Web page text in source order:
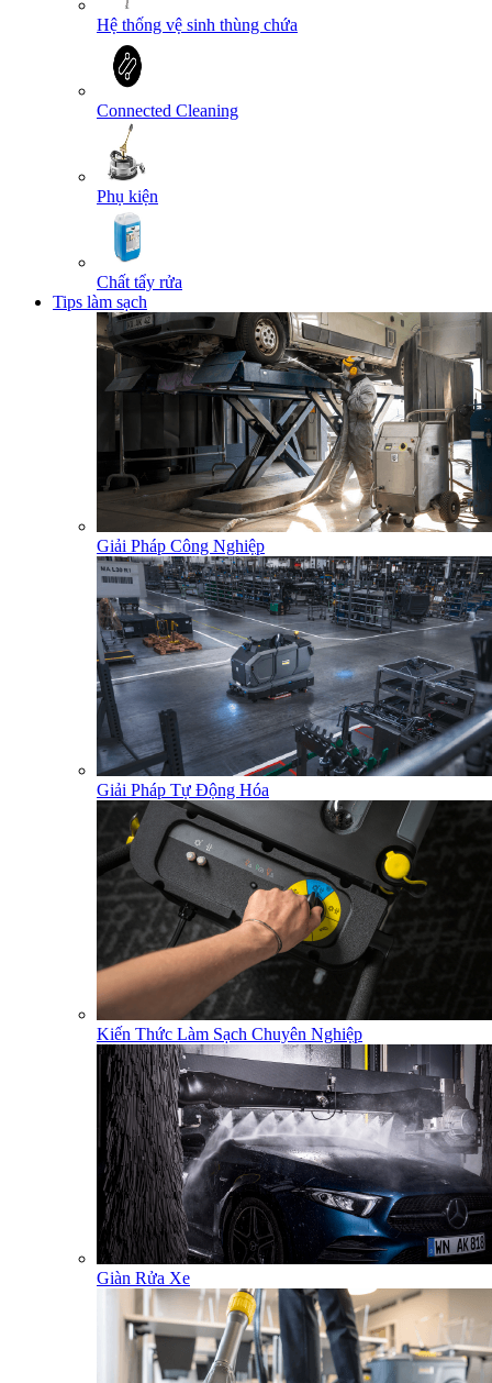
Hệ thống vệ sinh thùng chứa
Connected Cleaning
Phụ kiện
Chất tẩy rửa
Tips làm sạch
Giải Pháp Công Nghiệp
Giải Pháp Tự Động Hóa
Kiến Thức Làm Sạch Chuyên Nghiệp
Giàn Rửa Xe